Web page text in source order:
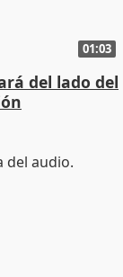
01:03
del lado del